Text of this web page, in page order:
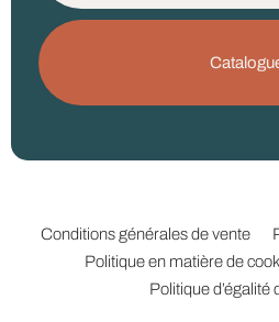
Conditions générales de vente
Politique en matière de
Politique d’égalité